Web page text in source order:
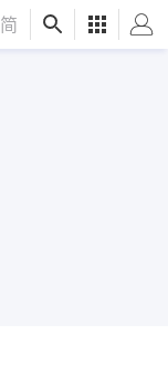
简